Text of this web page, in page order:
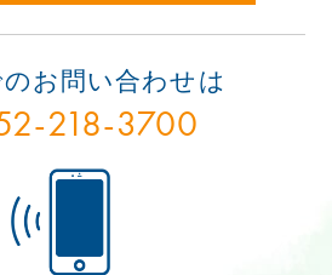
お問い合わせは
218-3700